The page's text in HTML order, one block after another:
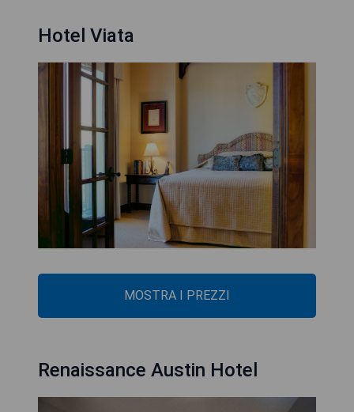
Hotel Viata
MOSTRA I PREZZI
Renaissance Austin Hotel